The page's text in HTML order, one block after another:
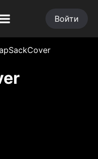
Войти